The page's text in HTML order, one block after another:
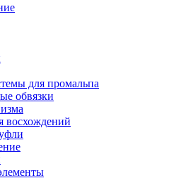
для промальпа
обвязки
восхождений